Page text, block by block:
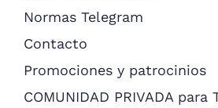
Normas Telegram
Contacto
Promociones y patrocinios
COMUNIDAD PRIVADA para